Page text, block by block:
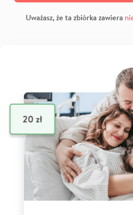
Uważasz, że ta zbiórka zawiera